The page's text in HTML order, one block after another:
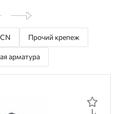
Прочий крепеж
арматура